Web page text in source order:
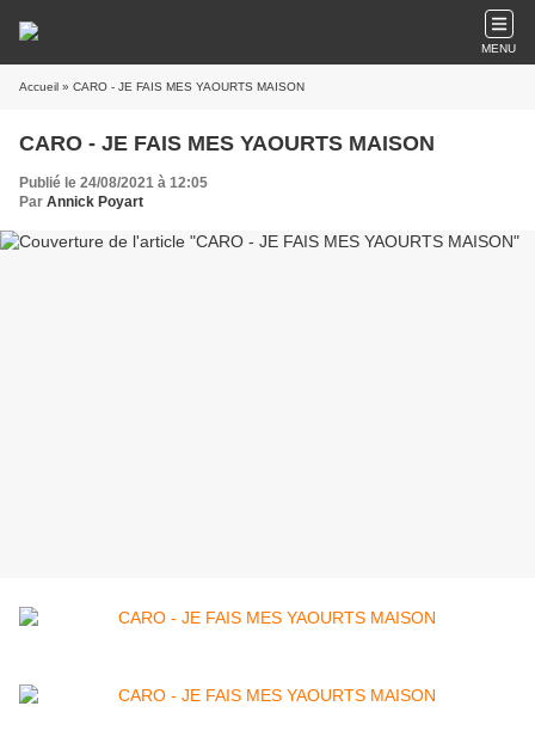
MENU
Accueil » CARO - JE FAIS MES YAOURTS MAISON
CARO - JE FAIS MES YAOURTS MAISON
Publié le 24/08/2021 à 12:05
Par Annick Poyart